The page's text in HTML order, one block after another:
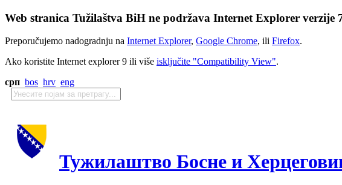
Web stranica Tužilaštva BiH ne podržava Internet Explorer verzije
Preporučujemo nadogradnju na Internet Explorer, Google Chrome, ili Firefox.
Ako koristite Internet explorer 9 ili više isključite "Compatibility View".
срп bos hrv eng
Тужилаштво Босне и